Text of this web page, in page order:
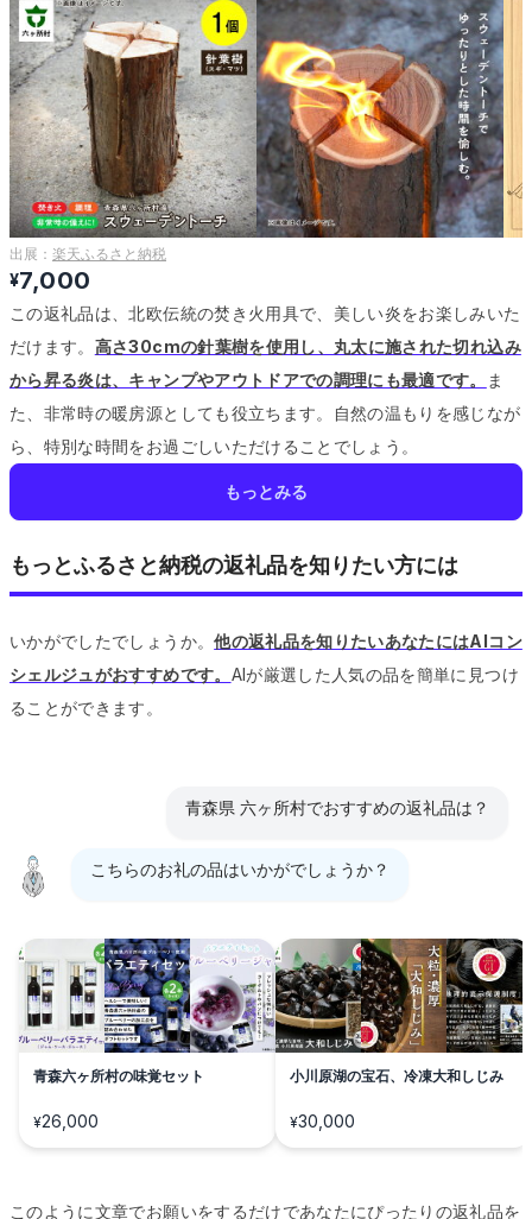
出展： 楽天ふるさと納税
¥7,000
この返礼品は、北欧伝統の焚き火用具で、美しい炎をお楽しみいた
だけます。 高さ30cmの針葉樹を使用し、丸太に施された切れ込み
から昇る炎は、キャンプやアウトドアでの調理にも最適です。
ま
た、非常時の暖房源としても役立ちます。
自然の温もりを感じなが
ら、特別な時間をお過ごしいただけることでしょう。
もっとみる
もっとふるさと納税の返礼品を知りたい方には
いかがでしたでしょうか。他の返礼品を知りたいあなたにはAIコン
シェルジュがおすすめです。 AIが厳選した人気の品を簡単に見つけ
ることができます。
青森県 六ヶ所村でおすすめの返礼品は？
こちらのお礼の品はいかがでしょうか？
青森六ヶ所村の味覚セット
¥26,000
小川原湖の宝石、冷凍大和しじみ
¥30,000
このように文章でお願いをするだけであなたにぴったりの返礼品を